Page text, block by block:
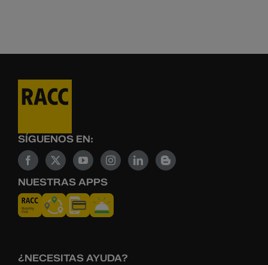
SÍGUENOS EN:
NUESTRAS APPS
¿NECESITAS AYUDA?